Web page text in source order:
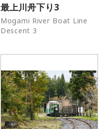
最上川舟下り3
Mogami River Boat Line
Descent 3